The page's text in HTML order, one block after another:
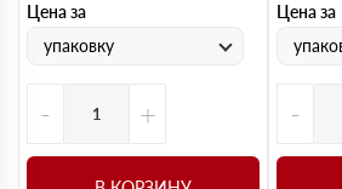
Цена за
упаковку
- +
Цена за
-